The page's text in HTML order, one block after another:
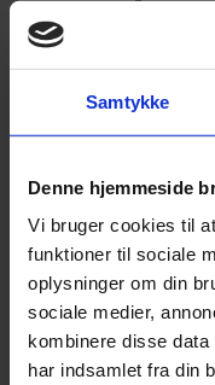
Samtykke
Denne hjemmeside
Vi bruger cookies til
funktioner til sociale
oplysninger om din
sociale medier,
kombinere disse
har indsamlet fra din
Toilet
Bure
Rottebur